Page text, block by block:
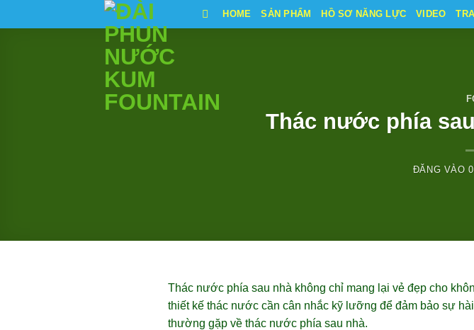
qua
HOME SẢN PHẨM HỒ SƠ NĂNG LỰC VIDEO
Thác nước phía
ĐĂNG VÀO
Thác nước phía sau nhà không chỉ mang lại vẻ đẹp cho
thiết kế thác nước cần cân nhắc kỹ lưỡng để đảm bảo sự
thường gặp về thác nước phía sau nhà.